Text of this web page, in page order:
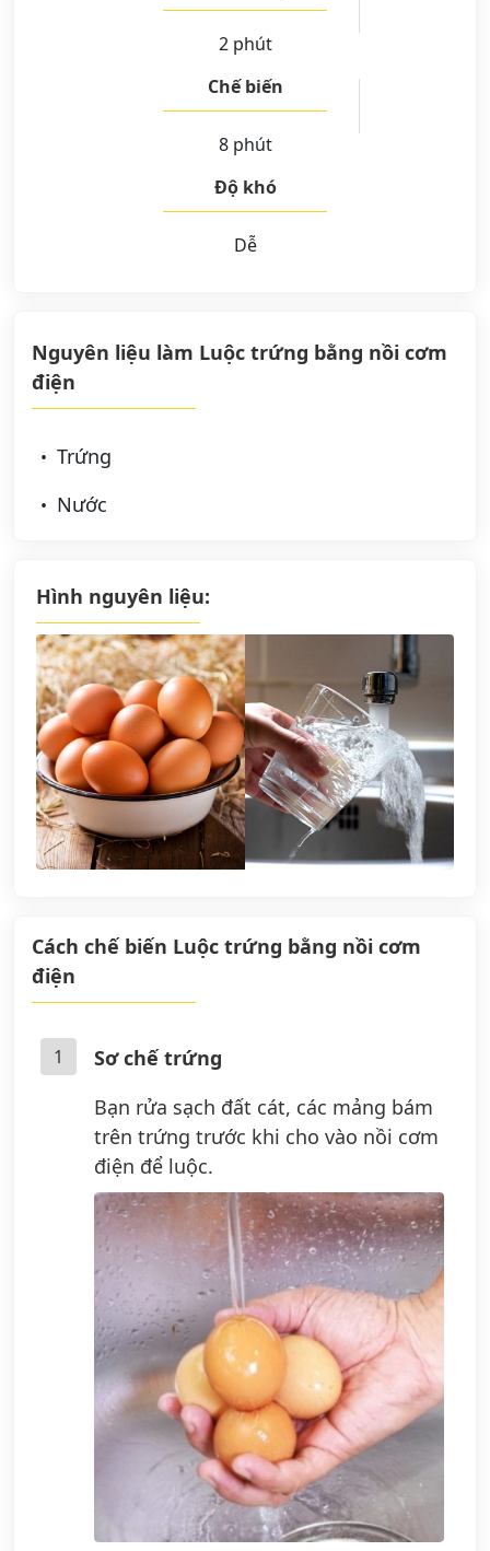
2 phút
Chế biến
8 phút
Độ khó
Dễ
Nguyên liệu làm Luộc trứng bằng nồi cơm
điện
Trứng
Nước
Hình nguyên liệu:
Cách chế biến Luộc trứng bằng nồi cơm
điện
1
Sơ chế trứng
Bạn rửa sạch đất cát, các mảng bám
trên trứng trước khi cho vào nồi cơm
điện để luộc.